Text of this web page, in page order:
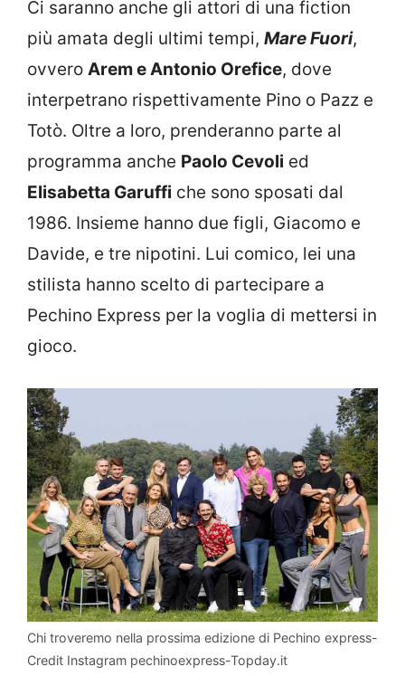
Ci saranno anche gli attori di una fiction
più amata degli ultimi tempi, Mare Fuori,
ovvero Arem e Antonio Orefice, dove
interpetrano rispettivamente Pino o Pazz e
Totò. Oltre a loro, prenderanno parte al
programma anche Paolo Cevoli ed
Elisabetta Garuffi che sono sposati dal
1986. Insieme hanno due figli, Giacomo e
Davide, e tre nipotini. Lui comico, lei una
stilista hanno scelto di partecipare a
Pechino Express per la voglia di mettersi in
gioco.
Chi troveremo nella prossima edizione di Pechino express-
Credit Instagram pechinoexpress-Topday.it